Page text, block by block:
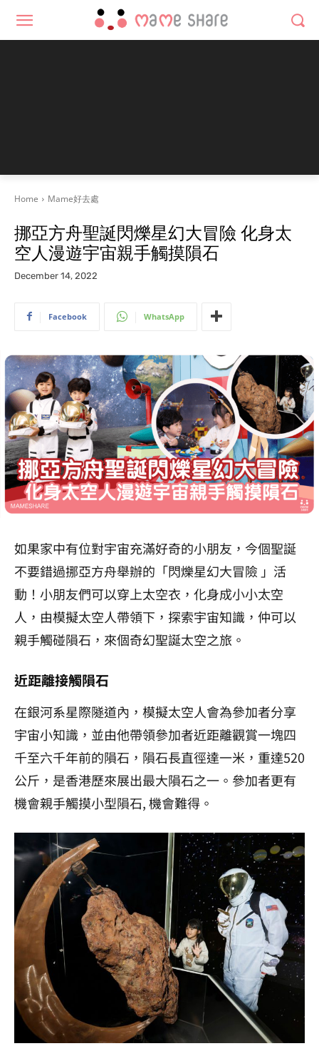
Home Mame好去處
挪亞方舟聖誕閃爍星幻大冒險 化身太
空人漫遊宇宙親手觸摸隕石
December 14, 2022
Facebook WhatsApp
如果家中有位對宇宙充滿好奇的小朋友，今個聖誕
不要錯過挪亞方舟舉辦的「閃爍星幻大冒險 」活
動！小朋友們可以穿上太空衣，化身成小小太空
人，由模擬太空人帶領下，探索宇宙知識，仲可以
親手觸碰隕石，來個奇幻聖誕太空之旅。
近距離接觸隕石
在銀河系星際隧道內，模擬太空人會為參加者分享
宇宙小知識，並由他帶領參加者近距離觀賞一塊四
千至六千年前的隕石，隕石長直徑達一米，重達520
公斤，是香港歷來展出最大隕石之一。參加者更有
機會親手觸摸小型隕石, 機會難得。